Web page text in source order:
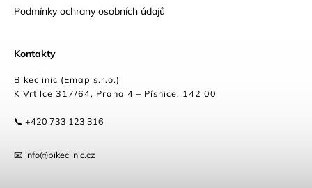
Podmínky ochrany osobních údajů
Kontakty
Bikeclinic (Emap s.r.o.)
K Vrtilce 317/64, Praha 4 – Písnice, 142 00
📞 +420 733 123 316
📧 info@bikeclinic.cz